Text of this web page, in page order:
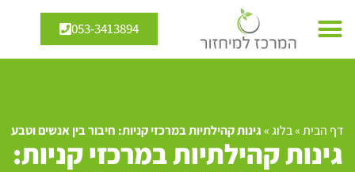
053-3413894
דף הבית»בלוג»גינות קהילתיות במרכזי קניות: חיבור בין אנשים וטבע
גינות קהילתיות במרכזי קניות: